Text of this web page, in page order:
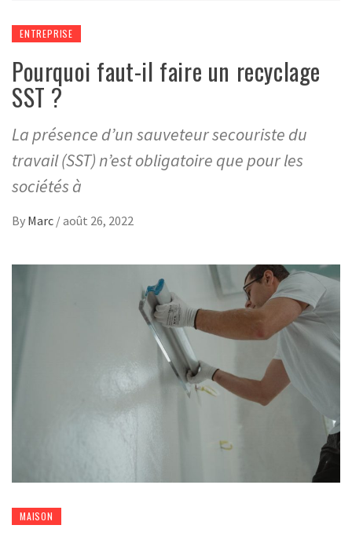
ENTREPRISE
Pourquoi faut-il faire un recyclage
SST ?
La présence d’un sauveteur secouriste du
travail (SST) n’est obligatoire que pour les
sociétés à
By Marc /août 26, 2022
MAISON